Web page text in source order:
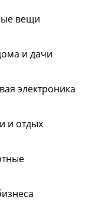
вещи
и дачи
электроника
и отдых